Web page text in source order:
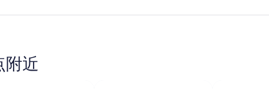
附近